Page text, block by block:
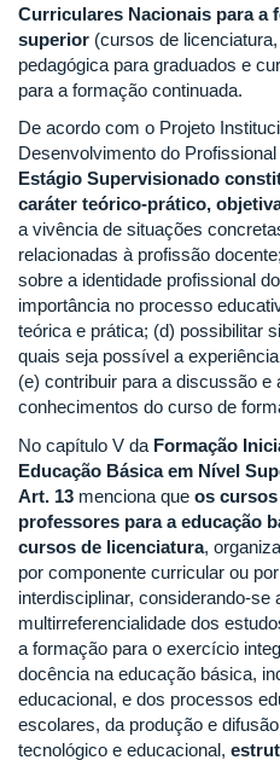
Curriculares Nacionais para a
superior (cursos de
pedagógica para graduados e
para a formação continuada.
De acordo com o Projeto
Desenvolvimento do
Estágio Supervisionado
caráter teórico-prático,
a vivência de situações
relacionadas à profissão
sobre a identidade profissional
importância no processo
teórica e prática; (d) possibilitar
quais seja possível a
(e) contribuir para a discussão e
conhecimentos do curso de
No capítulo V da Formação
Educação Básica em Nível
Art. 13 menciona que os
professores para a educação
cursos de licenciatura,
por componente curricular ou
interdisciplinar, considerando-se
multirreferencialidade dos
a formação para o exercício
docência na educação básica,
educacional, e dos processos
escolares, da produção e
tecnológico e educacional,